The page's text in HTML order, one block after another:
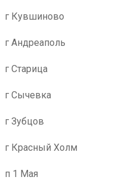
г Кувшиново
г Андреаполь
г Старица
г Сычевка
г Зубцов
г Красный Холм
п 1 Мая